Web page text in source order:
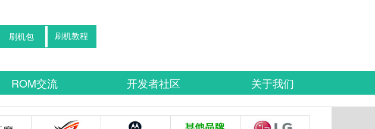
刷机教程
刷机包
ROM交流 开发者社区 关于我们